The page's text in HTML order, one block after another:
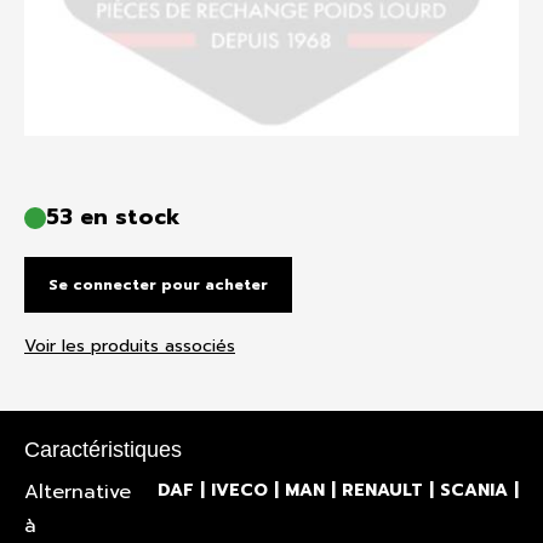
53 en stock
Se connecter pour acheter
Voir les produits associés
Caractéristiques
Alternative
à
DAF | IVECO | MAN | RENAULT | SCANIA |